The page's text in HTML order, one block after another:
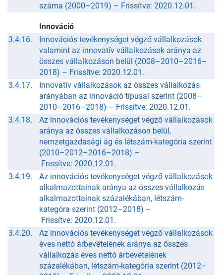
száma (2000–2019) – Frissítve: 2020.12.01.
Innováció
3.4.16.
Innovációs tevékenységet végző vállalkozások
valamint az innovatív vállalkozások aránya az
összes vállalkozáson belül (2008–2010–2016–
2018) – Frissítve: 2020.12.01.
3.4.17.
Innovatív vállalkozások az összes vállalkozás
arányában az innováció típusai szerint (2008–
2010–2016–2018) – Frissítve: 2020.12.01.
3.4.18.
Az innovációs tevékenységet végző vállalkozások
aránya az összes vállalkozáson belül,
nemzetgazdasági ág és létszám-kategória szerint
(2010–2012–2016–2018) –
Frissítve: 2020.12.01.
3.4.19.
Az innovációs tevékenységet végző vállalkozások
alkalmazottainak aránya az összes vállalkozás
alkalmazottainak százalékában, létszám-
kategóra szerint (2012–2018) –
Frissítve: 2020.12.01.
3.4.20.
Az innovációs tevékenységet végző vállalkozások
éves nettó árbevételének aránya az összes
vállalkozás éves nettó árbevételének
százalékában, létszám-kategória szerint (2012–